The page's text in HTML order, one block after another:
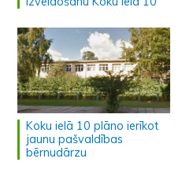
Koku ielā 10 plāno ierīkot
jaunu pašvaldības
bērnudārzu